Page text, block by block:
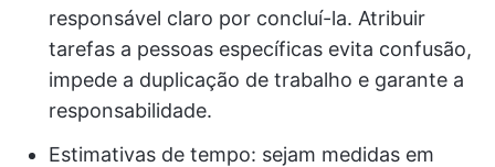
responsável claro por concluí-la. Atribuir
tarefas a pessoas específicas evita confusão,
impede a duplicação de trabalho e garante a
responsabilidade.
Estimativas de tempo: sejam medidas em